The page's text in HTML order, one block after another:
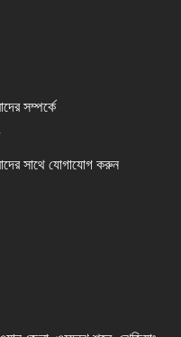
সম্পর্কে
সাথে যোগাযোগ করুন